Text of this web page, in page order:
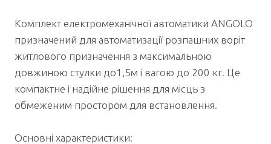
Комплект електромеханічної автоматики ANGOLO
призначений для автоматизації розпашних воріт
житлового призначення з максимальною
довжиною стулки до1,5м і вагою до 200 кг. Це
компактне і надійне рішення для місць з
обмеженим простором для встановлення.
Основні характеристики: